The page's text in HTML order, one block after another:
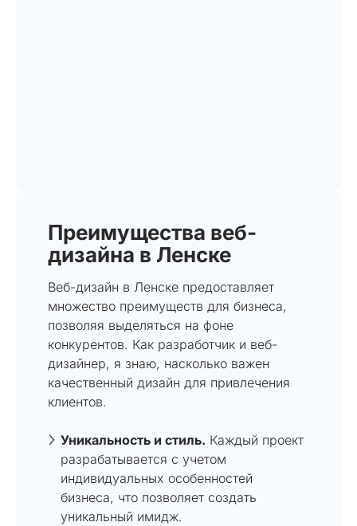
Преимущества веб-
дизайна в Ленске
Веб-дизайн в Ленске предоставляет
множество преимуществ для бизнеса,
позволяя выделяться на фоне
конкурентов. Как разработчик и веб-
дизайнер, я знаю, насколько важен
качественный дизайн для привлечения
клиентов.
Уникальность и стиль. Каждый проект
разрабатывается с учетом
индивидуальных особенностей
бизнеса, что позволяет создать
уникальный имидж.